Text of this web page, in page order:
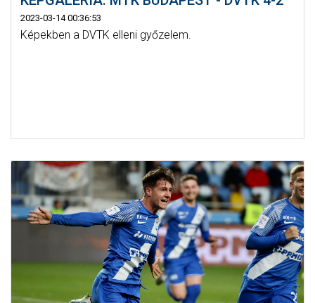
2023-03-14 00:36:53
Képekben a DVTK elleni győzelem.